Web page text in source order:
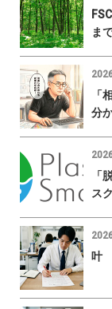
ま
「
分
「
ス
叶